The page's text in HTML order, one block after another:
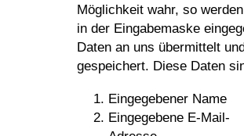
Möglich­keit wahr, so
in der Einga­be­maske
Daten an uns über­mit­telt
gespei­chert. Diese Daten
Einge­ge­bener Name
Einge­ge­bene E‑Mail-